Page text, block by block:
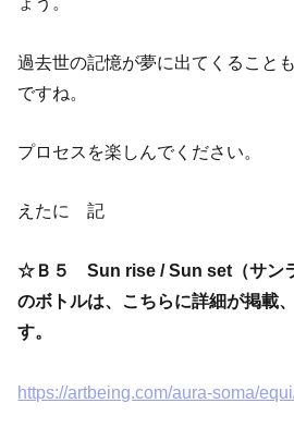
過去世の記憶が夢に出てくること
ですね。
プロセスを楽しんでください。
えたに 記
☆Ｂ５ Sun rise / Sun set（サンラ
のボトルは、こちらに詳細が掲載
す。
https://artbeing.com/aura-soma/